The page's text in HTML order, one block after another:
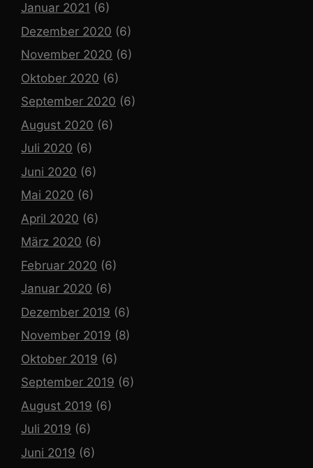
Januar 2021 (6)
Dezember 2020 (6)
November 2020 (6)
Oktober 2020 (6)
September 2020 (6)
August 2020 (6)
Juli 2020 (6)
Juni 2020 (6)
Mai 2020 (6)
April 2020 (6)
März 2020 (6)
Februar 2020 (6)
Januar 2020 (6)
Dezember 2019 (6)
November 2019 (8)
Oktober 2019 (6)
September 2019 (6)
August 2019 (6)
Juli 2019 (6)
Juni 2019 (6)